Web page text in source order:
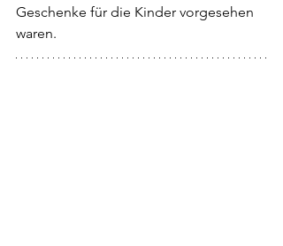
Geschenke für die Kinder vorgesehen
waren.